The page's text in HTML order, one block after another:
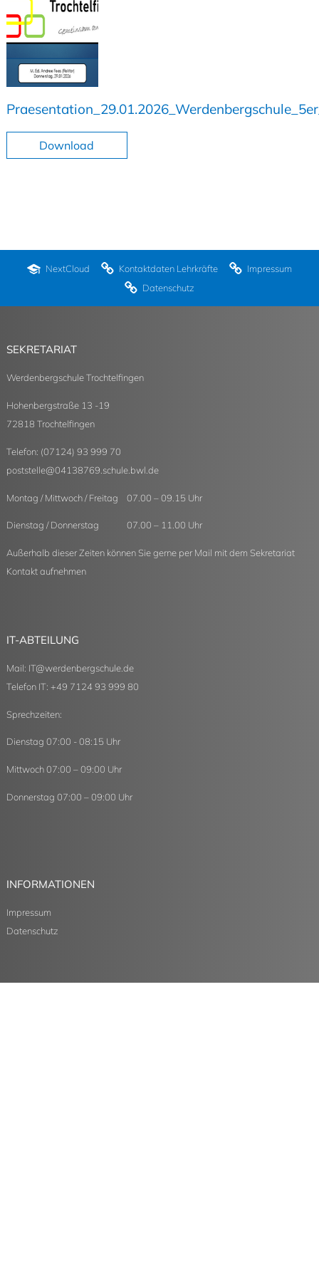
Download
NextCloud Kontaktdaten Lehrkräfte
Impressum
Datenschutz
SEKRETARIAT
Werdenbergschule Trochtelfingen
Hohenbergstraße 13 -19
72818 Trochtelfingen
Telefon: (07124) 93 999 70
poststelle@04138769.schule.bwl.de
Montag / Mittwoch / Freitag 07.00 – 09.15 Uhr
Dienstag / Donnerstag 07.00 – 11.00 Uhr
Außerhalb dieser Zeiten können Sie gerne per Mail mit dem Sekretariat
Kontakt aufnehmen
IT-ABTEILUNG
Mail: IT@werdenbergschule.de
Telefon IT: +49 7124 93 999 80
Sprechzeiten:
Dienstag 07:00 - 08:15 Uhr
Mittwoch 07:00 – 09:00 Uhr
Donnerstag 07:00 – 09:00 Uhr
INFORMATIONEN
Impressum
Datenschutz